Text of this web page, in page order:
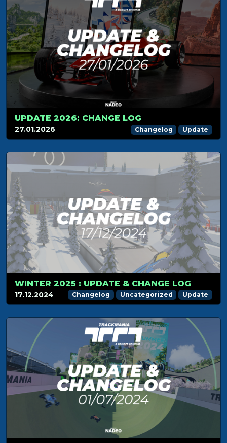
UPDATE 2026: CHANGE LOG
27.01.2026 Changelog Update
WINTER 2025 : UPDATE & CHANGE LOG
17.12.2024 Changelog Uncategorized Update